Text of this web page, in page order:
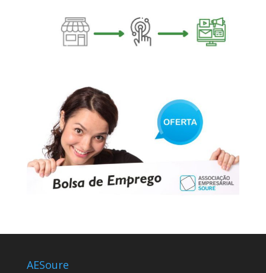
AESoure